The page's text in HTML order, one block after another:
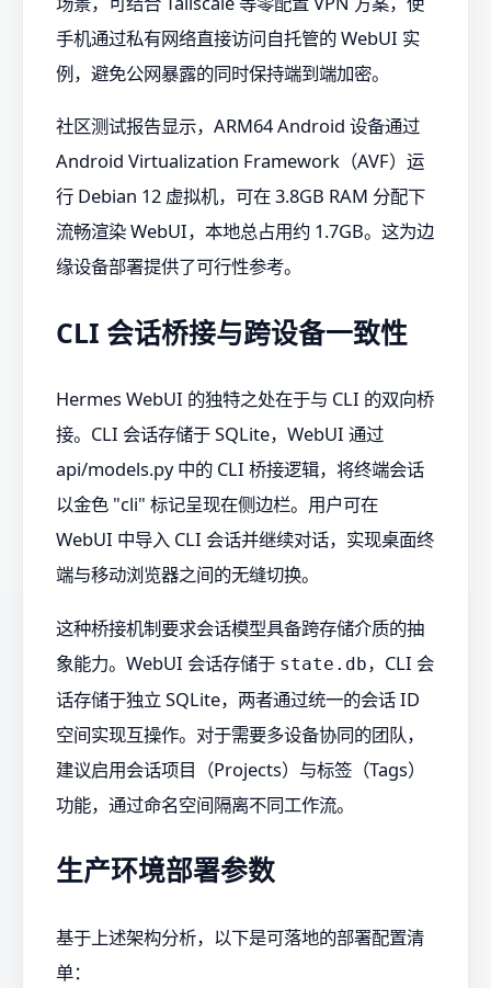
手机通过私有网络直接访问自托管的 WebUI 实
例，避免公网暴露的同时保持端到端加密。
社区测试报告显示，ARM64 Android 设备通过
Android Virtualization Framework（AVF）运
行 Debian 12 虚拟机，可在 3.8GB RAM 分配下
流畅渲染 WebUI，本地总占用约 1.7GB。这为边
缘设备部署提供了可行性参考。
CLI 会话桥接与跨设备一致性
Hermes WebUI 的独特之处在于与 CLI 的双向桥
接。CLI 会话存储于 SQLite，WebUI 通过
api/models.py 中的 CLI 桥接逻辑，将终端会话
以金色 "cli" 标记呈现在侧边栏。用户可在
WebUI 中导入 CLI 会话并继续对话，实现桌面终
端与移动浏览器之间的无缝切换。
这种桥接机制要求会话模型具备跨存储介质的抽
象能力。WebUI 会话存储于 state.db ，CLI 会
话存储于独立 SQLite，两者通过统一的会话 ID
空间实现互操作。对于需要多设备协同的团队，
建议启用会话项目（Projects）与标签（Tags）
功能，通过命名空间隔离不同工作流。
生产环境部署参数
基于上述架构分析，以下是可落地的部署配置清
单：